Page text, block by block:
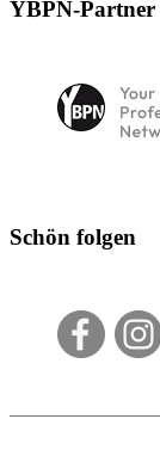
YBPN-Partner
Schön folgen